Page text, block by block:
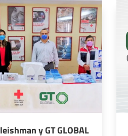
y GT GLOBAL